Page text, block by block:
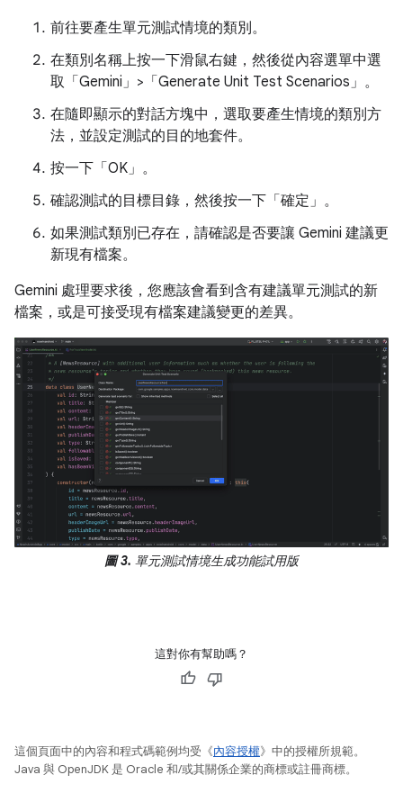
前往要產生單元測試情境的類別。
在類別名稱上按一下滑鼠右鍵，然後從內容選單中選
取「Gemini」>「Generate Unit Test Scenarios」 。
在隨即顯示的對話方塊中，選取要產生情境的類別方
法，並設定測試的目的地套件。
按一下「OK」 。
確認測試的目標目錄，然後按一下「確定」 。
如果測試類別已存在，請確認是否要讓 Gemini 建議更
新現有檔案。
Gemini 處理要求後，您應該會看到含有建議單元測試的新
檔案，或是可接受現有檔案建議變更的差異。
圖 3. 單元測試情境生成功能試用版
這對你有幫助嗎？
這個頁面中的內容和程式碼範例均受《內容授權》中的授權所規範。
Java 與 OpenJDK 是 Oracle 和/或其關係企業的商標或註冊商標。